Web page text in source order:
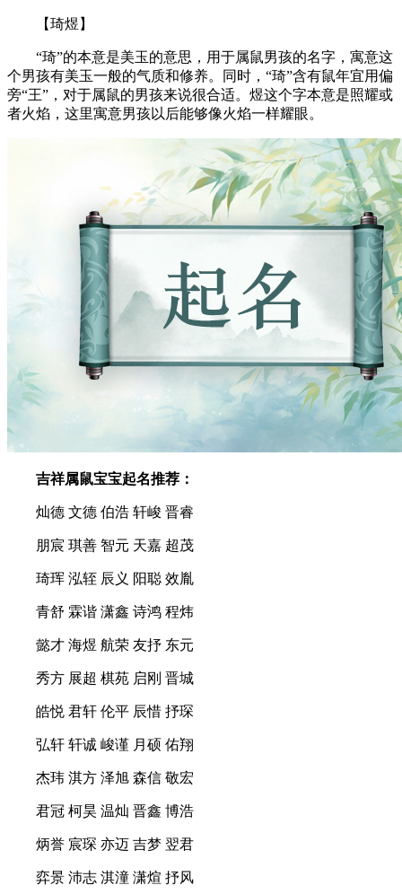
【琦煜】
“琦”的本意是美玉的意思，用于属鼠男孩的名字，寓意这
个男孩有美玉一般的气质和修养。同时，“琦”含有鼠年宜用偏
旁“王”，对于属鼠的男孩来说很合适。煜这个字本意是照耀或
者火焰，这里寓意男孩以后能够像火焰一样耀眼。
吉祥属鼠宝宝起名推荐：
灿德 文德 伯浩 轩峻 晋睿
朋宸 琪善 智元 天嘉 超茂
琦珲 泓轾 辰义 阳聪 效胤
青舒 霖谐 潇鑫 诗鸿 程炜
懿才 海煜 航荣 友抒 东元
秀方 展超 棋苑 启刚 晋城
皓悦 君轩 伦平 辰惜 抒琛
弘轩 轩诚 峻谨 月硕 佑翔
杰玮 淇方 泽旭 森信 敬宏
君冠 柯昊 温灿 晋鑫 博浩
炳誉 宸琛 亦迈 吉梦 翌君
弈景 沛志 淇潼 潇煊 抒风